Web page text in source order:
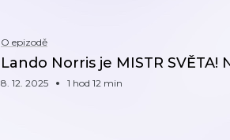
O epizodě
Lando Norris je MISTR
8. 12. 2025 1 hod 12 min